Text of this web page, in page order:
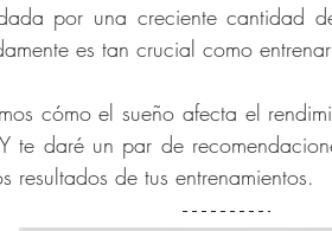
por una creciente cantidad
es tan crucial como
cómo el sueño afecta el
te daré un par de
resultados de tus entrenamientos.